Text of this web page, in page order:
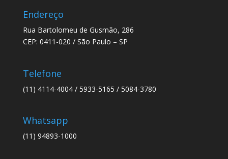
Endereço
Rua Bartolomeu de Gusmão, 286
CEP: 0411-020 / São Paulo – SP
Telefone
(11) 4114-4004 / 5933-5165 / 5084-3780
Whatsapp
(11) 94893-1000